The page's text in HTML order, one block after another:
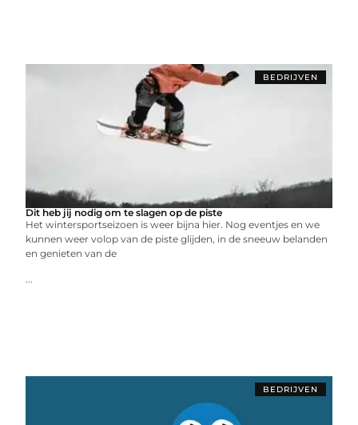
BEDRIJVEN
Dit heb jij nodig om te slagen op de piste
Het wintersportseizoen is weer bijna hier. Nog eventjes en we
kunnen weer volop van de piste glijden, in de sneeuw belanden
en genieten van de
...
BEDRIJVEN